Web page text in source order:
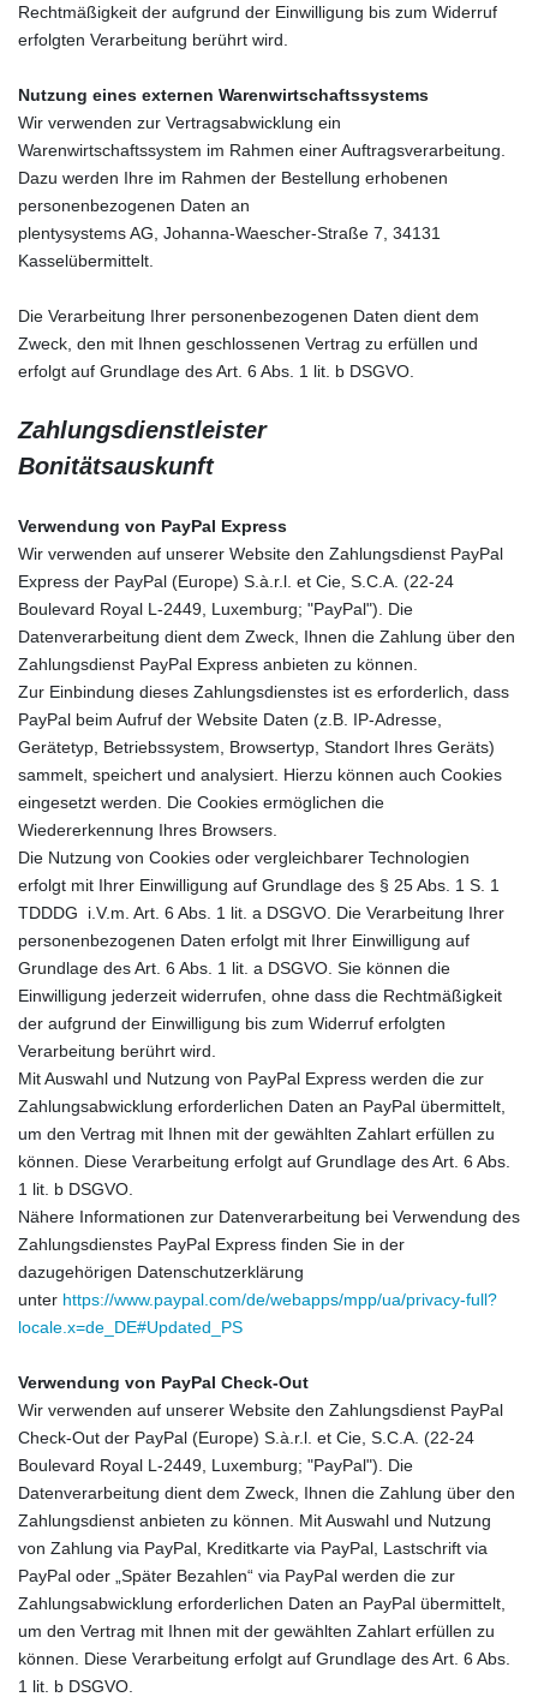
Rechtmäßigkeit der aufgrund der Einwilligung bis zum Widerruf
erfolgten Verarbeitung berührt wird.
Nutzung eines externen Warenwirtschaftssystems
Wir verwenden zur Vertragsabwicklung ein
Warenwirtschaftssystem im Rahmen einer Auftragsverarbeitung.
Dazu werden Ihre im Rahmen der Bestellung erhobenen
personenbezogenen Daten an
plentysystems AG, Johanna-Waescher-Straße 7, 34131
Kasselübermittelt.
Die Verarbeitung Ihrer personenbezogenen Daten dient dem
Zweck, den mit Ihnen geschlossenen Vertrag zu erfüllen und
erfolgt auf Grundlage des Art. 6 Abs. 1 lit. b DSGVO.
Zahlungsdienstleister
Bonitätsauskunft
Verwendung von PayPal Express
Wir verwenden auf unserer Website den Zahlungsdienst PayPal
Express der PayPal (Europe) S.à.r.l. et Cie, S.C.A. (22-24
Boulevard Royal L-2449, Luxemburg; "PayPal"). Die
Datenverarbeitung dient dem Zweck, Ihnen die Zahlung über den
Zahlungsdienst PayPal Express anbieten zu können.
Zur Einbindung dieses Zahlungsdienstes ist es erforderlich, dass
PayPal beim Aufruf der Website Daten (z.B. IP-Adresse,
Gerätetyp, Betriebssystem, Browsertyp, Standort Ihres Geräts)
sammelt, speichert und analysiert. Hierzu können auch Cookies
eingesetzt werden. Die Cookies ermöglichen die
Wiedererkennung Ihres Browsers.
Die Nutzung von Cookies oder vergleichbarer Technologien
erfolgt mit Ihrer Einwilligung auf Grundlage des § 25 Abs. 1 S. 1
TDDDG
i.V.m. Art. 6 Abs. 1 lit. a DSGVO. Die Verarbeitung Ihrer
personenbezogenen Daten erfolgt mit Ihrer Einwilligung auf
Grundlage des Art. 6 Abs. 1 lit. a DSGVO. Sie können die
Einwilligung jederzeit widerrufen, ohne dass die Rechtmäßigkeit
der aufgrund der Einwilligung bis zum Widerruf erfolgten
Verarbeitung berührt wird.
Mit Auswahl und Nutzung von PayPal Express werden die zur
Zahlungsabwicklung erforderlichen Daten an PayPal übermittelt,
um den Vertrag mit Ihnen mit der gewählten Zahlart erfüllen zu
können. Diese Verarbeitung erfolgt auf Grundlage des Art. 6 Abs.
1 lit. b DSGVO.
Nähere Informationen zur Datenverarbeitung bei Verwendung des
Zahlungsdienstes PayPal Express finden Sie in der
dazugehörigen Datenschutzerklärung
unter https://www.paypal.com/de/webapps/mpp/ua/privacy-full?
locale.x=de_DE#Updated_PS
Verwendung von PayPal Check-Out
Wir verwenden auf unserer Website den Zahlungsdienst PayPal
Check-Out der PayPal (Europe) S.à.r.l. et Cie, S.C.A. (22-24
Boulevard Royal L-2449, Luxemburg; "PayPal"). Die
Datenverarbeitung dient dem Zweck, Ihnen die Zahlung über den
Zahlungsdienst anbieten zu können. Mit Auswahl und Nutzung
von Zahlung via PayPal, Kreditkarte via PayPal, Lastschrift via
PayPal oder „Später Bezahlen“ via PayPal werden die zur
Zahlungsabwicklung erforderlichen Daten an PayPal übermittelt,
um den Vertrag mit Ihnen mit der gewählten Zahlart erfüllen zu
können. Diese Verarbeitung erfolgt auf Grundlage des Art. 6 Abs.
1 lit. b DSGVO.